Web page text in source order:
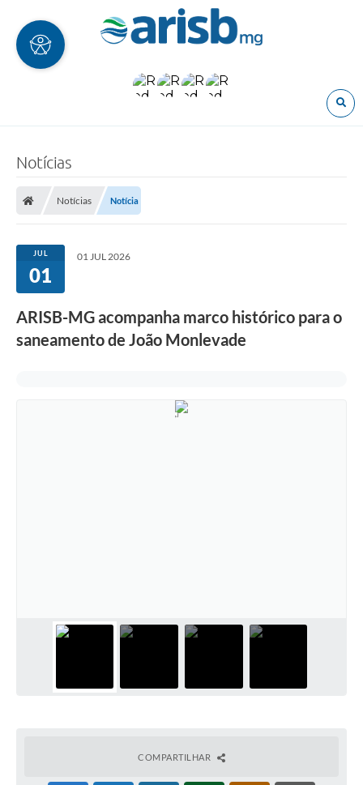
Notícias
Notícias Notícia
JUL
01
01 JUL 2026
ARISB-MG acompanha marco histórico para o
saneamento de João Monlevade
COMPARTILHAR